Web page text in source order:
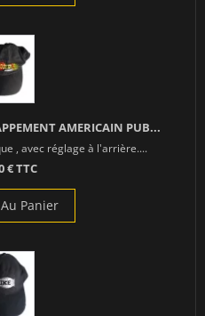
AMERICAIN PUB...
, avec réglage à l'arrière....
€ TTC
Panier